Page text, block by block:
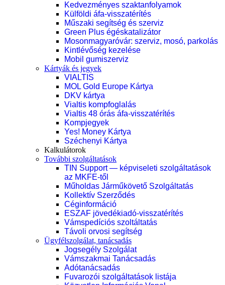
Kedvezményes szaktanfolyamok
Külföldi áfa-visszatérítés
Műszaki segítség és szerviz
Green Plus égéskatalizátor
Mosonmagyaróvár: szerviz, mosó, parkolás
Kintlévőség kezelése
Mobil gumiszerviz
Kártyák és jegyek
VIALTIS
MOL Gold Europe Kártya
DKV kártya
Vialtis kompfoglalás
Vialtis 48 órás áfa-visszatérítés
Kompjegyek
Yes! Money Kártya
Széchenyi Kártya
Kalkulátorok
További szolgáltatások
TIN Support — képviseleti szolgáltatások
az MKFE-től
Műholdas Járműkövető Szolgáltatás
Kollektív Szerződés
Céginformáció
ESZAF jövedékiadó-visszatérítés
Vámspedíciós szoltáltatás
Távoli orvosi segítség
Ügyfélszolgálat, tanácsadás
Jogsegély Szolgálat
Vámszakmai Tanácsadás
Adótanácsadás
Fuvarozói szolgáltatások listája